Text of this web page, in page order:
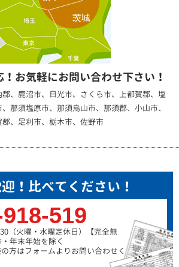
お気軽にお問い合わせ下さい！
、鹿沼市、日光市、さくら市、上都賀郡、塩
那須塩原市、那須烏山市、那須郡、小山市、
、足利市、栃木市、佐野市
！比べてください！
519
（火曜・水曜定休日）
【完全無
年末年始を除く
方はフォームよりお問い合わせく